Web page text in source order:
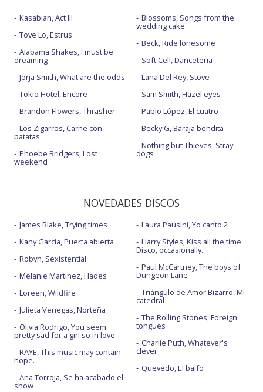
Kasabian, Act III
Tove Lo, Estrus
Alabama Shakes, I must be
dreaming
Jorja Smith, What are the odds
Tokio Hotel, Encore
Brandon Flowers, Thrasher
Los Zigarros, Carne con
patatas
Phoebe Bridgers, Lost
weekend
Blossoms, Songs from the
wedding cake
Beck, Ride lonesome
Soft Cell, Danceteria
Lana Del Rey, Stove
Sam Smith, Hazel eyes
Pablo López, El cuatro
Becky G, Baraja bendita
Nothing but Thieves, Stray
dogs
NOVEDADES DISCOS
James Blake, Trying times
Kany García, Puerta abierta
Robyn, Sexistential
Melanie Martinez, Hades
Loreen, Wildfire
Julieta Venegas, Norteña
Olivia Rodrigo, You seem
pretty sad for a girl so in love
RAYE, This music may contain
hope.
Ana Torroja, Se ha acabado el
show
Laura Pausini, Yo canto 2
Harry Styles, Kiss all the time.
Disco, occasionally.
Paul McCartney, The boys of
Dungeon Lane
Triángulo de Amor Bizarro, Mi
catedral
The Rolling Stones, Foreign
tongues
Charlie Puth, Whatever's
clever
Quevedo, El baifo